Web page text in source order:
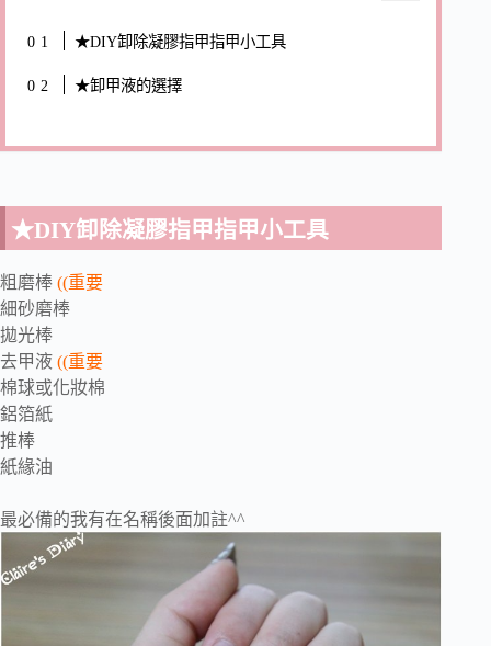
★DIY卸除凝膠指甲指甲小工具
★卸甲液的選擇
★DIY卸除凝膠指甲指甲小工具
粗磨棒 ((重要
細砂磨棒
拋光棒
去甲液 ((重要
棉球或化妝棉
鋁箔紙
推棒
紙緣油
最必備的我有在名稱後面加註^^